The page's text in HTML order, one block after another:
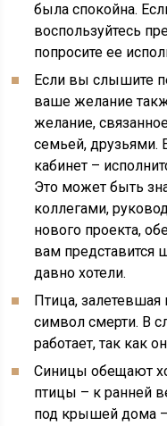
была спокойна.
воспользуйтесь
попросите ее
Если вы слышите
ваше желание
желание,
семьей, друзьями.
кабинет –
Это может быть
коллегами,
нового проекта,
вам представится
давно хотели.
Птица, залетевшая
символ смерти. В
работает, так как
Синицы обещают
птицы – к ранней
под крышей дома –